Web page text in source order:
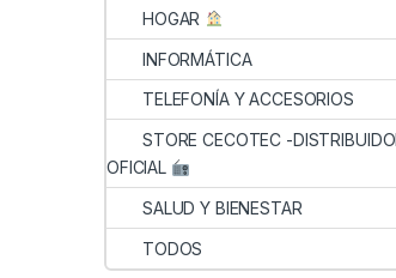
HOGAR
INFORMÁTICA
TELEFONÍA Y ACCESORIOS
STORE CECOTEC -
OFICIAL
SALUD Y BIENESTAR
TODOS